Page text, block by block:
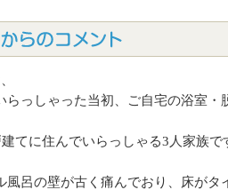
らっしゃった当初、ご自宅の浴室
てに住んでいらっしゃる3人家族で
風呂の壁が古く痛んでおり、床がタ